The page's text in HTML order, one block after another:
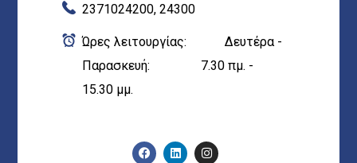
2371024200, 24300
Ώρες λειτουργίας: Δευτέρα -
Παρασκευή: 7.30 πμ. -
15.30 μμ.